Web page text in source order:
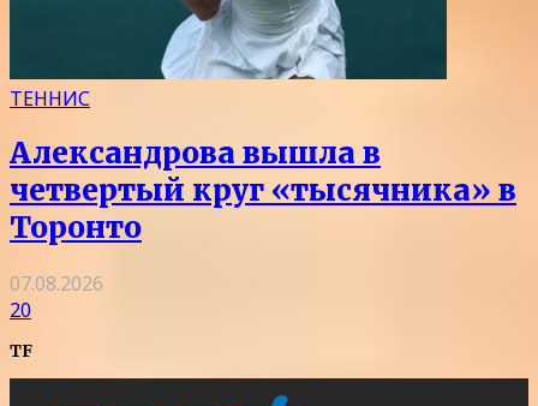
ТЕННИС
Александрова вышла в
четвертый круг «тысячника» в
Торонто
07.08.2026
20
TF